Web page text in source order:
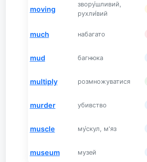
moving
звору́шливий,
рухли́вий
much набагато
mud багнюка
multiply розмножуватися
murder убивство
muscle му́скул, м'яз
museum музей